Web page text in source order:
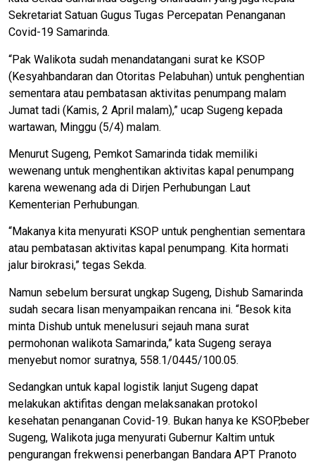
Sekretariat Satuan Gugus Tugas Percepatan Penanganan
Covid-19 Samarinda.
“Pak Walikota sudah menandatangani surat ke KSOP
(Kesyahbandaran dan Otoritas Pelabuhan) untuk penghentian
sementara atau pembatasan aktivitas penumpang malam
Jumat tadi (Kamis, 2 April malam),” ucap Sugeng kepada
wartawan, Minggu (5/4) malam.
Menurut Sugeng, Pemkot Samarinda tidak memiliki
wewenang untuk menghentikan aktivitas kapal penumpang
karena wewenang ada di Dirjen Perhubungan Laut
Kementerian Perhubungan.
“Makanya kita menyurati KSOP untuk penghentian sementara
atau pembatasan aktivitas kapal penumpang. Kita hormati
jalur birokrasi,” tegas Sekda.
Namun sebelum bersurat ungkap Sugeng, Dishub Samarinda
sudah secara lisan menyampaikan rencana ini. “Besok kita
minta Dishub untuk menelusuri sejauh mana surat
permohonan walikota Samarinda,” kata Sugeng seraya
menyebut nomor suratnya, 558.1/0445/100.05.
Sedangkan untuk kapal logistik lanjut Sugeng dapat
melakukan aktifitas dengan melaksanakan protokol
kesehatan penanganan Covid-19. Bukan hanya ke KSOP,beber
Sugeng, Walikota juga menyurati Gubernur Kaltim untuk
pengurangan frekwensi penerbangan Bandara APT Pranoto